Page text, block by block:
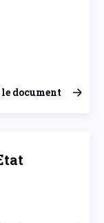
document